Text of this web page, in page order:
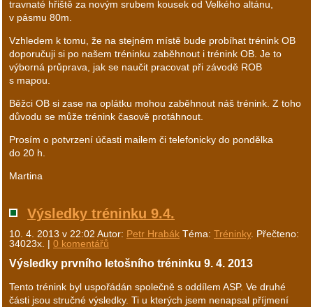
travnaté hřiště za novým srubem kousek od Velkého altánu,
v pásmu 80m.
Vzhledem k tomu, že na stejném místě bude probíhat trénink OB
doporučuji si po našem tréninku zaběhnout i trénink OB. Je to
výborná průprava, jak se naučit pracovat při závodě ROB
s mapou.
Běžci OB si zase na oplátku mohou zaběhnout náš trénink. Z toho
důvodu se může trénink časově protáhnout.
Prosím o potvrzení účasti mailem či telefonicky do pondělka
do 20 h.
Martina
Výsledky tréninku 9.4.
10. 4. 2013 v 22:02 Autor: Petr Hrabák Téma: Tréninky. Přečteno:
34023x. | 0 komentářů
Výsledky prvního letošního tréninku 9. 4. 2013
Tento trénink byl uspořádán společně s oddílem ASP. Ve druhé
části jsou stručné výsledky. Ti u kterých jsem nenapsal příjmení